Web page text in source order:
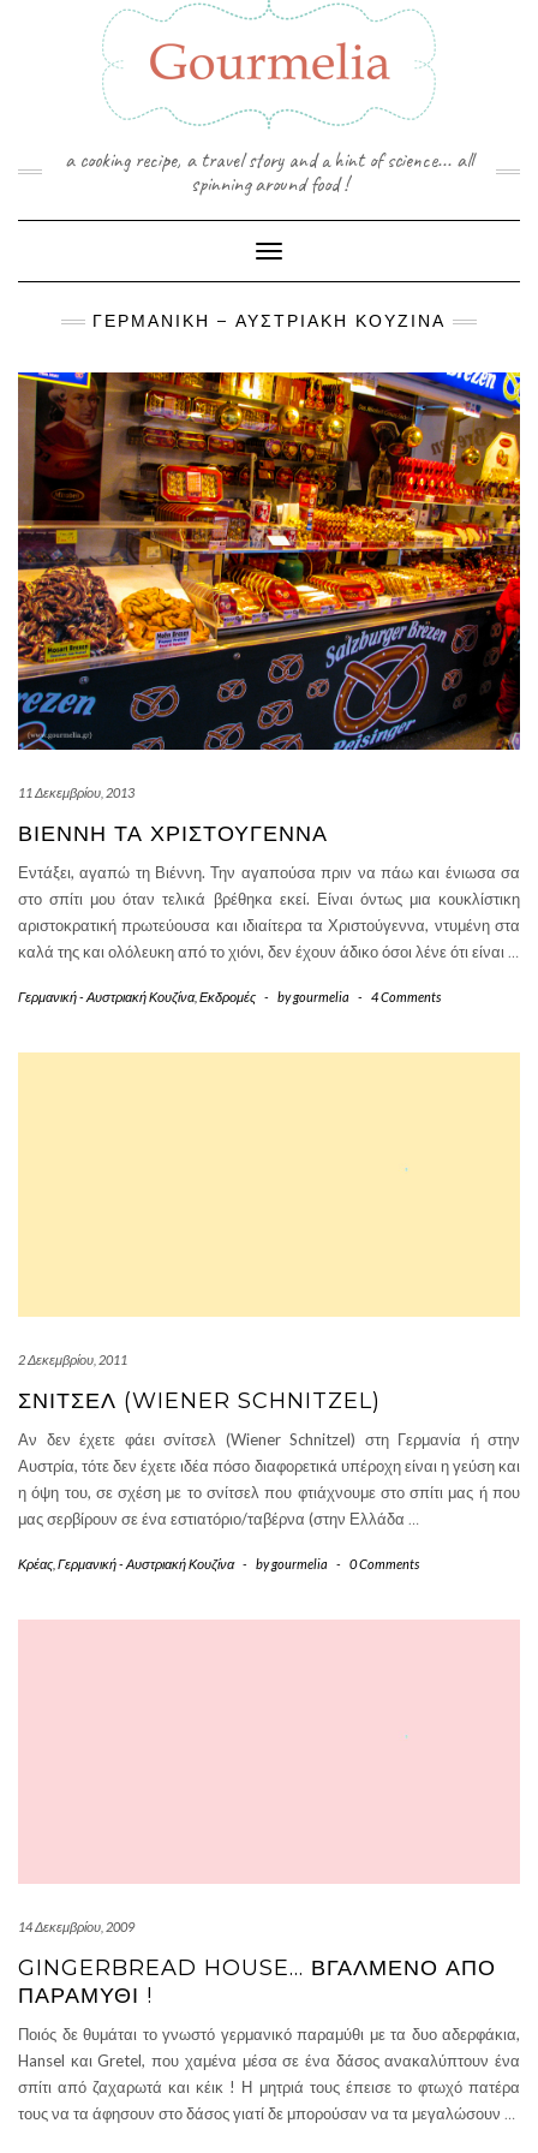
a cooking recipe, a travel story and a hint of science... all
spinning around food !
Toggle Navigation
ΓΕΡΜΑΝΙΚΉ – ΑΥΣΤΡΙΑΚΉ ΚΟΥΖΊΝΑ
11 Δεκεμβρίου, 2013
ΒΙΈΝΝΗ ΤΑ ΧΡΙΣΤΟΎΓΕΝΝΑ
Εντάξει, αγαπώ τη Βιέννη. Την αγαπούσα πριν να πάω και ένιωσα σα
στο σπίτι μου όταν τελικά βρέθηκα εκεί. Είναι όντως μια κουκλίστικη
αριστοκρατική πρωτεύουσα και ιδιαίτερα τα Χριστούγεννα, ντυμένη στα
καλά της και ολόλευκη από το χιόνι, δεν έχουν άδικο όσοι λένε ότι είναι …
Γερμανική - Αυστριακή Κουζίνα, Εκδρομές - bygourmelia - 4 Comments
2 Δεκεμβρίου, 2011
ΣΝΊΤΣΕΛ (WIENER SCHNITZEL)
Αν δεν έχετε φάει σνίτσελ (Wiener Schnitzel) στη Γερμανία ή στην
Αυστρία, τότε δεν έχετε ιδέα πόσο διαφορετικά υπέροχη είναι η γεύση και
η όψη του, σε σχέση με το σνίτσελ που φτιάχνουμε στο σπίτι μας ή που
μας σερβίρουν σε ένα εστιατόριο/ταβέρνα (στην Ελλάδα …
Κρέας Γερμανική - Αυστριακή Κουζίνα - bygourmelia - 0 Comments
14 Δεκεμβρίου, 2009
GINGERBREAD HOUSE… ΒΓΑΛΜΈΝΟ ΑΠΌ
ΠΑΡΑΜΎΘΙ !
Ποιός δε θυμάται το γνωστό γερμανικό παραμύθι με τα δυο αδερφάκια,
Hansel και Gretel, που χαμένα μέσα σε ένα δάσος ανακαλύπτουν ένα
σπίτι από ζαχαρωτά και κέικ ! Η μητριά τους έπεισε το φτωχό πατέρα
τους να τα άφησουν στο δάσος γιατί δε μπορούσαν να τα μεγαλώσουν …